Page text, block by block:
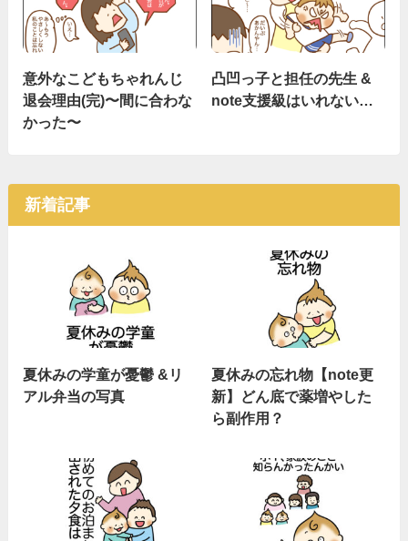
意外なこどもちゃれんじ
退会理由(完)〜間に合わな
かった〜
凸凹っ子と担任の先生 &
note支援級はいれない…
新着記事
夏休みの学童が憂鬱 &リ
アル弁当の写真
夏休みの忘れ物【note更
新】どん底で薬増やした
ら副作用？